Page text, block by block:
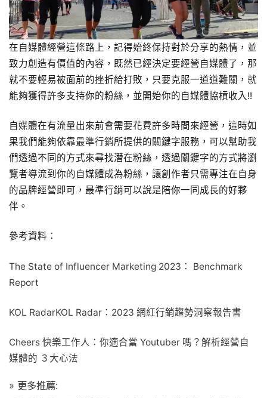
在自媒體經營這條路上，記得始終保持對於分享的熱情，並
致力創造有價值的內容，既然已經決定要經營自媒體了，那
就不要輕易被面前的挫折給打敗，只要克服一道道難關，就
能夠獲得許多支持你的粉絲，並開始你的自媒體協槓收入!!
自媒體在有流量出來前會需要花費許多時間來經營，這時如
果我們能夠依靠最準行銷所提供的關鍵字服務，可以幫助我
們透過不同的方式來尋找潛在粉絲，透過關鍵字的方式將瀏
覽者導流到你的自媒體成為粉絲，讓創作者只需專注在自身
的品牌經營即可，最準行銷可以說是陪你一同成長的好夥
伴。
參考資料：
The State of Influencer Marketing 2023： Benchmark
Report
KOL RadarKOL Radar：2023 網紅行銷趨勢洞察報告書
Cheers 快樂工作人：你適合當 Youtuber 嗎？解析經營自
媒體的 ３大心法
» 更多推薦: